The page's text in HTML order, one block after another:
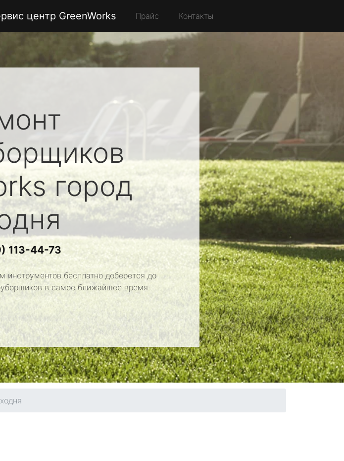
центр GreenWorks Прайс Контакты
город
113-44-73
бесплатно доберется до
в самое ближайшее время.